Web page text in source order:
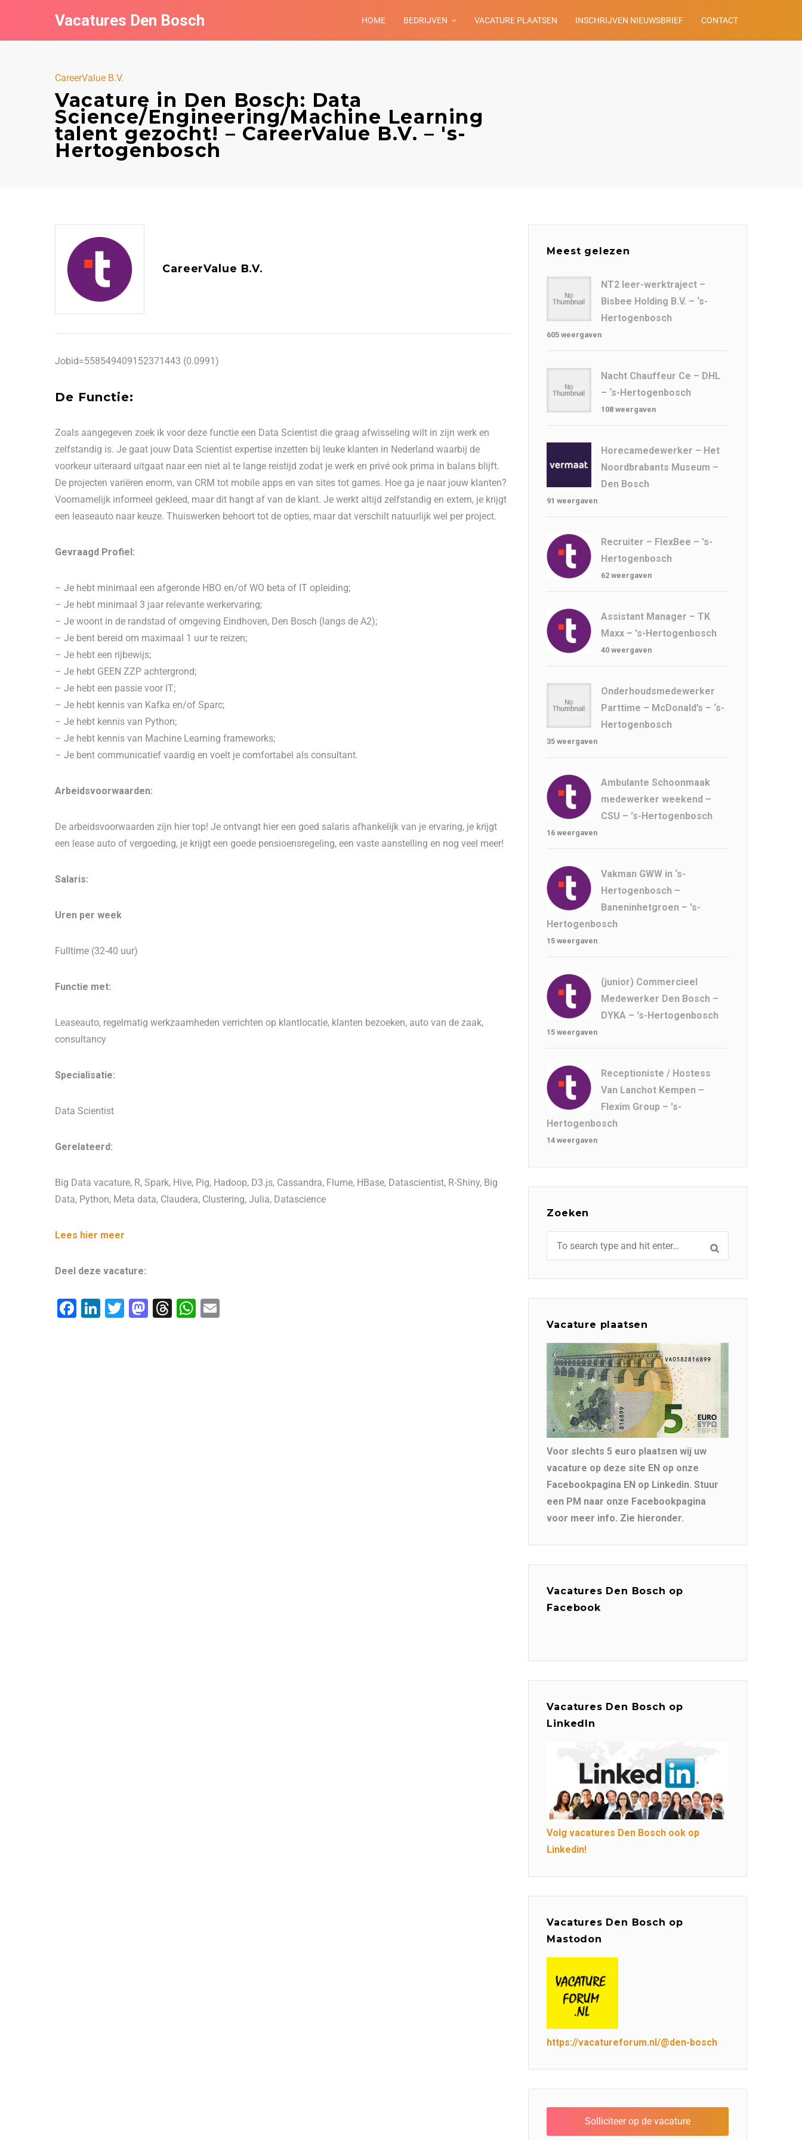
Vacatures Den Bosch HOME BEDRIJVEN VACATURE PLAATSEN INSCHRIJVEN NIEUWSBRIEF CONTACT
CareerValue B.V.
Vacature in Den Bosch: Data
Science/Engineering/Machine Learning
talent gezocht! – CareerValue B.V. – 's-
Hertogenbosch
CareerValue B.V.
Jobid=558549409152371443 (0.0991)
De Functie:
Zoals aangegeven zoek ik voor deze functie een Data Scientist die graag afwisseling wilt in zijn werk en
zelfstandig is. Je gaat jouw Data Scientist expertise inzetten bij leuke klanten in Nederland waarbij de
voorkeur uiteraard uitgaat naar een niet al te lange reistijd zodat je werk en privé ook prima in balans blijft.
De projecten variëren enorm, van CRM tot mobile apps en van sites tot games. Hoe ga je naar jouw klanten?
Voornamelijk informeel gekleed, maar dit hangt af van de klant. Je werkt altijd zelfstandig en extern, je krijgt
een leaseauto naar keuze. Thuiswerken behoort tot de opties, maar dat verschilt natuurlijk wel per project.
Gevraagd Profiel:
– Je hebt minimaal een afgeronde HBO en/of WO beta of IT opleiding;
– Je hebt minimaal 3 jaar relevante werkervaring;
– Je woont in de randstad of omgeving Eindhoven, Den Bosch (langs de A2);
– Je bent bereid om maximaal 1 uur te reizen;
– Je hebt een rijbewijs;
– Je hebt GEEN ZZP achtergrond;
– Je hebt een passie voor IT;
– Je hebt kennis van Kafka en/of Sparc;
– Je hebt kennis van Python;
– Je hebt kennis van Machine Learning frameworks;
– Je bent communicatief vaardig en voelt je comfortabel als consultant.
Arbeidsvoorwaarden:
De arbeidsvoorwaarden zijn hier top! Je ontvangt hier een goed salaris afhankelijk van je ervaring, je krijgt
een lease auto of vergoeding, je krijgt een goede pensioensregeling, een vaste aanstelling en nog veel meer!
Salaris:
Uren per week
Fulltime (32-40 uur)
Functie met:
Leaseauto, regelmatig werkzaamheden verrichten op klantlocatie, klanten bezoeken, auto van de zaak,
consultancy
Specialisatie:
Data Scientist
Gerelateerd:
Big Data vacature, R, Spark, Hive, Pig, Hadoop, D3.js, Cassandra, Flume, HBase, Datascientist, R-Shiny, Big
Data, Python, Meta data, Claudera, Clustering, Julia, Datascience
Lees hier meer
Deel deze vacature:
F
Li T
M T
W
Meest gelezen
NT2 leer-werktraject –
Bisbee Holding B.V. – ‘s-
Hertogenbosch
605 weergaven
Nacht Chauffeur Ce – DHL
– ‘s-Hertogenbosch
108 weergaven
Horecamedewerker – Het
Noordbrabants Museum –
Den Bosch
91 weergaven
Recruiter – FlexBee – 's-
Hertogenbosch
62 weergaven
Assistant Manager – TK
Maxx – 's-Hertogenbosch
40 weergaven
Onderhoudsmedewerker
Parttime – McDonald’s – ‘s-
Hertogenbosch
35 weergaven
Ambulante Schoonmaak
medewerker weekend –
CSU – 's-Hertogenbosch
16 weergaven
Vakman GWW in ‘s-
Hertogenbosch –
Baneninhetgroen – 's-
Hertogenbosch
15 weergaven
(junior) Commercieel
Medewerker Den Bosch –
DYKA – 's-Hertogenbosch
15 weergaven
Receptioniste / Hostess
Van Lanchot Kempen –
Flexim Group – 's-
Hertogenbosch
14 weergaven
Zoeken
Vacature plaatsen
Voor slechts 5 euro plaatsen wij uw
vacature op deze site EN op onze
Facebookpagina EN op Linkedin. Stuur
een PM naar onze Facebookpagina
voor meer info. Zie hieronder.
Vacatures Den Bosch op
Facebook
Vacatures Den Bosch op
LinkedIn
Volg vacatures Den Bosch ook op
Linkedin!
Vacatures Den Bosch op
Mastodon
https://vacatureforum.nl/@den-bosch